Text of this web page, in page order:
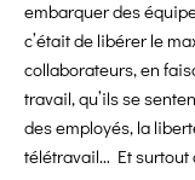
embarquer des
c’était de libérer le
collaborateurs, en
travail, qu’ils se
des employés, la
télétravail… Et surtout